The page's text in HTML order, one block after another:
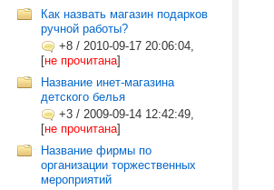
Как назвать магазин подарков
ручной работы?
+8 / 2010-09-17 20:06:04,
[не прочитана]
Название инет-магазина
детского белья
+3 / 2009-09-14 12:42:49,
[не прочитана]
Название фирмы по
организации торжественных
мероприятий